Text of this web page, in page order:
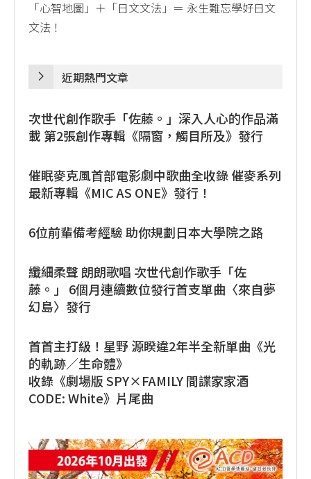
「心智地圖」＋「日文文法」＝ 永生難忘學好日文
文法！
近期熱門文章
次世代創作歌手「佐藤。」深入人心的作品滿
載 第2張創作專輯《隔窗，觸目所及》發行
催眠麥克風首部電影劇中歌曲全收錄 催麥系列
最新專輯《MIC AS ONE》發行！
6位前輩備考經驗 助你規劃日本大學院之路
纖細柔聲 朗朗歌唱 次世代創作歌手「佐
藤。」 6個月連續數位發行首支單曲〈來自夢
幻島〉發行
首首主打級！星野 源睽違2年半全新單曲《光
的軌跡／生命體》
收錄《劇場版 SPY×FAMILY 間諜家家酒
CODE: White》片尾曲